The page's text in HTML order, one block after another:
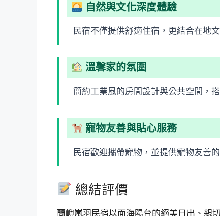
自然與文化深度體驗
民宿不僅提供舒適住宿，更結合在地
溫馨家的氛圍
簡約工業風的房間設計與公共空間，
寵物友善與貼心服務
民宿歡迎攜帶寵物，並提供寵物友善
總結評價
蘭嶼嵐羽民宿以面海陽台的絕美日出、親